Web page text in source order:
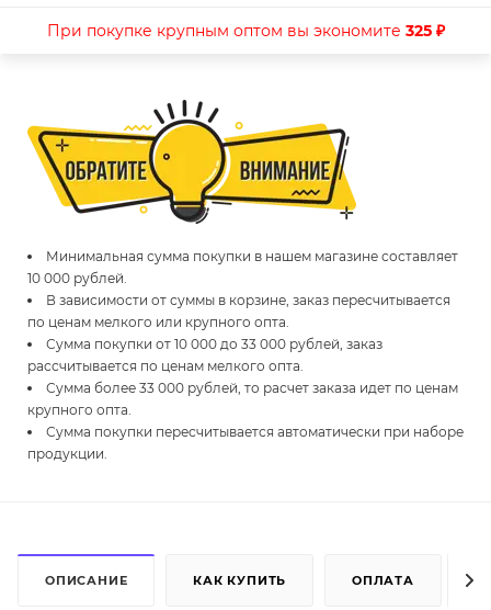
При покупке крупным оптом вы экономите 325 ₽
Минимальная сумма покупки в нашем магазине составляет
10 000 рублей.
В зависимости от суммы в корзине, заказ пересчитывается
по ценам мелкого или крупного опта.
Сумма покупки от 10 000 до 33 000 рублей, заказ
рассчитывается по ценам мелкого опта.
Сумма более 33 000 рублей, то расчет заказа идет по ценам
крупного опта.
Сумма покупки пересчитывается автоматически при наборе
продукции.
ОПИСАНИЕ КАК КУПИТЬ ОПЛАТА